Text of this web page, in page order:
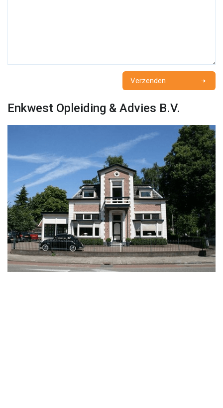
Verzenden
Enkwest Opleiding & Advies B.V.